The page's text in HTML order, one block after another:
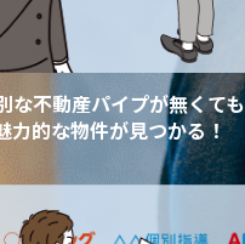
な不動産パイプが無くても
力的な物件が見つかる！